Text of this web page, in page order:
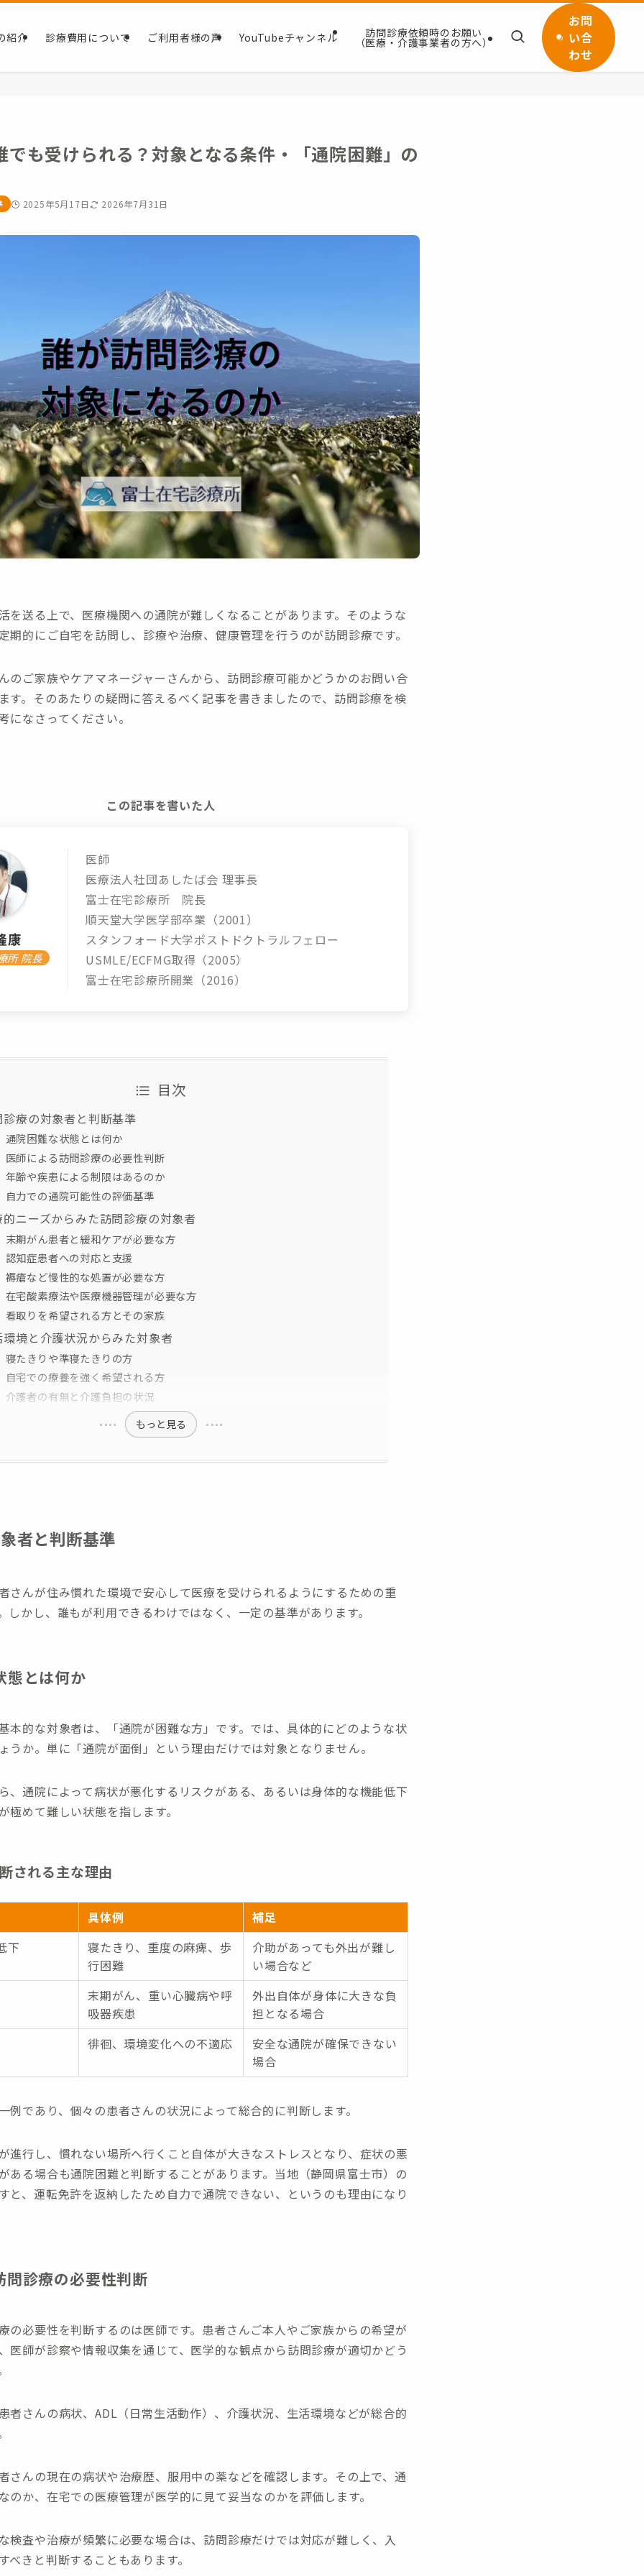
紹介 診療費用について ご利用者様の声 YouTubeチャンネル 訪問診療依頼時のお願い
（医療・介護事業者の方へ）
お問
い合
わせ
でも受けられる？対象となる条件・「通院困難」の
2025年5月17日 2026年7月31日
を送る上で、医療機関への通院が難しくなることがあります。そのような
期的にご自宅を訪問し、診療や治療、健康管理を行うのが訪問診療です。
のご家族やケアマネージャーさんから、訪問診療可能かどうかのお問い合
す。そのあたりの疑問に答えるべく記事を書きましたので、訪問診療を検
になさってください。
この記事を書いた人
康
所 院長
医師
医療法人社団あしたば会 理事長
富士在宅診療所 院長
順天堂大学医学部卒業（2001）
スタンフォード大学ポストドクトラルフェロー
USMLE/ECFMG取得（2005）
富士在宅診療所開業（2016）
目次
診療の対象者と判断基準
通院困難な状態とは何か
医師による訪問診療の必要性判断
年齢や疾患による制限はあるのか
自力での通院可能性の評価基準
的ニーズからみた訪問診療の対象者
末期がん患者と緩和ケアが必要な方
認知症患者への対応と支援
褥瘡など慢性的な処置が必要な方
在宅酸素療法や医療機器管理が必要な方
看取りを希望される方とその家族
環境と介護状況からみた対象者
寝たきりや準寝たきりの方
自宅での療養を強く希望される方
介護者の有無と介護負担の状況
もっと見る
者と判断基準
さんが住み慣れた環境で安心して医療を受けられるようにするための重
しかし、誰もが利用できるわけではなく、一定の基準があります。
態とは何か
本的な対象者は、「通院が困難な方」です。では、具体的にどのような状
うか。単に「通院が面倒」という理由だけでは対象となりません。
、通院によって病状が悪化するリスクがある、あるいは身体的な機能低下
極めて難しい状態を指します。
される主な理由
具体例
補足
下
寝たきり、重度の麻痺、歩
行困難
介助があっても外出が難し
い場合など
末期がん、重い心臓病や呼
吸器疾患
外出自体が身体に大きな負
担となる場合
徘徊、環境変化への不適応
安全な通院が確保できない
場合
例であり、個々の患者さんの状況によって総合的に判断します。
進行し、慣れない場所へ行くこと自体が大きなストレスとなり、症状の悪
ある場合も通院困難と判断することがあります。当地（静岡県富士市）の
と、運転免許を返納したため自力で通院できない、というのも理由になり
問診療の必要性判断
の必要性を判断するのは医師です。患者さんご本人やご家族からの希望が
医師が診察や情報収集を通じて、医学的な観点から訪問診療が適切かどう
者さんの病状、ADL（日常生活動作）、介護状況、生活環境などが総合的
さんの現在の病状や治療歴、服用中の薬などを確認します。その上で、通
のか、在宅での医療管理が医学的に見て妥当なのかを評価します。
検査や治療が頻繁に必要な場合は、訪問診療だけでは対応が難しく、入
べきと判断することもあります。